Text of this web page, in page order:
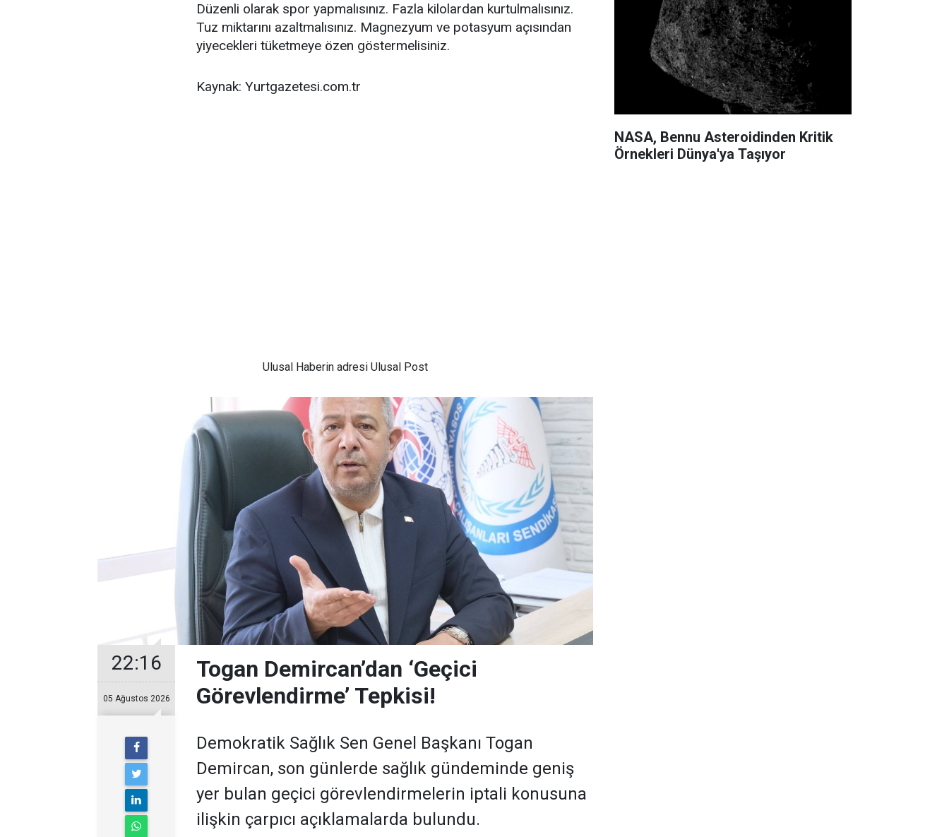
Düzenli olarak spor yapmalısınız. Fazla kilolardan kurtulmalısınız.
Tuz miktarını azaltmalısınız. Magnezyum ve potasyum açısından
yiyecekleri tüketmeye özen göstermelisiniz.
Kaynak: Yurtgazetesi.com.tr
Ulusal Haberin adresi Ulusal Post
22:16
05 Ağustos 2026
Togan Demircan’dan ‘Geçici
Görevlendirme’ Tepkisi!
Demokratik Sağlık Sen Genel Başkanı Togan
Demircan, son günlerde sağlık gündeminde geniş
yer bulan geçici görevlendirmelerin iptali konusuna
ilişkin çarpıcı açıklamalarda bulundu.
NASA, Bennu Asteroidinden Kritik
Örnekleri Dünya'ya Taşıyor